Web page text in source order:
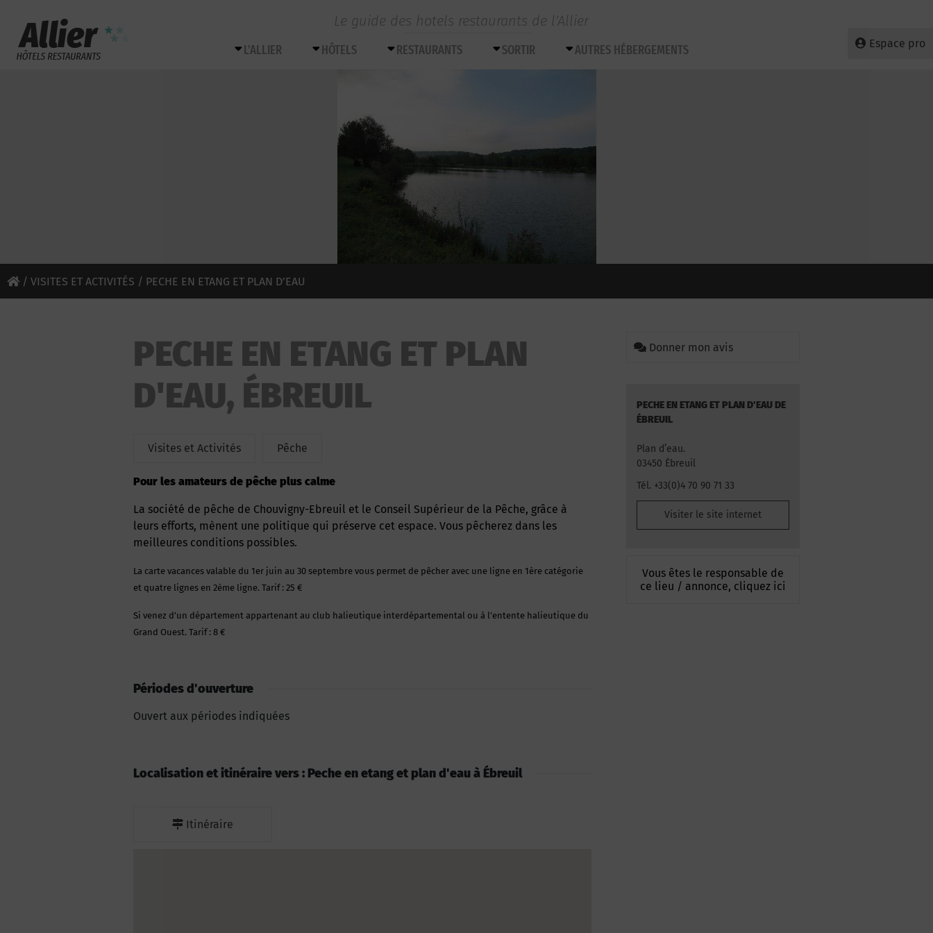
Le guide des hotels restaurants de l’Allier
Espace pro
L’ALLIER HÔTELS RESTAURANTS SORTIR AUTRES HÉBERGEMENTS
/ VISITES ET ACTIVITÉS / PECHE EN ETANG ET PLAN D’EAU
PECHE EN ETANG ET PLAN
D'EAU, ÉBREUIL
Visites et Activités Pêche
Pour les amateurs de pêche plus calme
La société de pêche de Chouvigny-Ebreuil et le Conseil Supérieur de la Pêche, grâce à
leurs efforts, mènent une politique qui préserve cet espace. Vous pêcherez dans les
meilleures conditions possibles.
La carte vacances valable du 1er juin au 30 septembre vous permet de pêcher avec une ligne en 1ère catégorie
et quatre lignes en 2ème ligne. Tarif : 25 €
Si venez d’un département appartenant au club halieutique interdépartemental ou à l’entente halieutique du
Grand Ouest. Tarif : 8 €
Donner mon avis
PECHE EN ETANG ET PLAN D'EAU DE
ÉBREUIL
Plan d’eau.
03450 Ébreuil
Tél. +33(0)4 70 90 71 33
Visiter le site internet
Vous êtes le responsable de
ce lieu / annonce, cliquez ici
Périodes d'ouverture
Ouvert aux périodes indiquées
Localisation et itinéraire vers : Peche en etang et plan d'eau à Ébreuil
Itinéraire